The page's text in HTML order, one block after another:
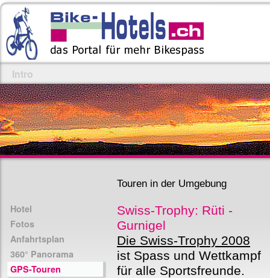
Intro
Hotel
Fotos
Anfahrtsplan
360° Panorama
GPS-Touren
Touren in der Umgebung
Swiss-Trophy: Rüti -
Gurnigel
Die Swiss-Trophy 2008
ist Spass und Wettkampf
für alle Sportsfreunde.